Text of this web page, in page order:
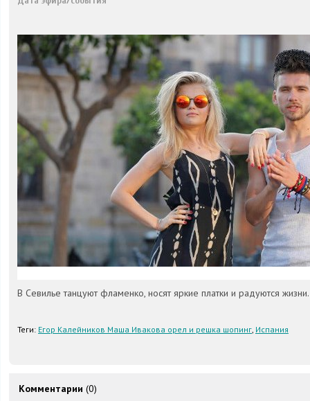
В Севилье танцуют фламенко, носят яркие платки и радуются жизни.
Теги: Егор Калейников Маша Ивакова орел и решка шопинг, Испания
Комментарии (0)